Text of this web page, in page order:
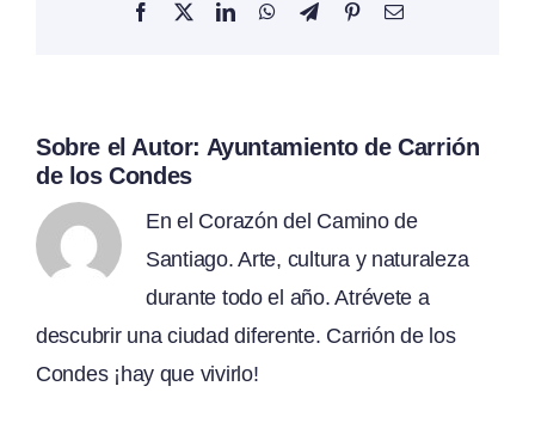
Facebook
X LinkedInWhatsAppTelegramPinterestCorreo
Sobre el Autor: Ayuntamiento de Carrión
de los Condes
En el Corazón del Camino de
Santiago. Arte, cultura y naturaleza
durante todo el año. Atrévete a
descubrir una ciudad diferente. Carrión de los
Condes ¡hay que vivirlo!